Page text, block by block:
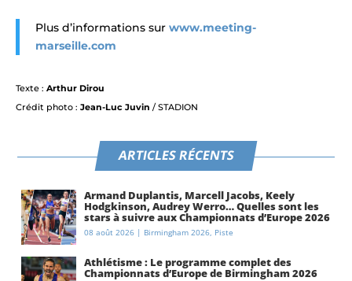
Plus d’informations sur www.meeting-
marseille.com
Texte : Arthur Dirou
Crédit photo : Jean-Luc Juvin / STADION
ARTICLES RÉCENTS
Armand Duplantis, Marcell Jacobs, Keely
Hodgkinson, Audrey Werro… Quelles sont les
stars à suivre aux Championnats d’Europe 2026
à Birmingham ?
08 août 2026 | Birmingham 2026, Piste
Athlétisme : Le programme complet des
Championnats d’Europe de Birmingham 2026